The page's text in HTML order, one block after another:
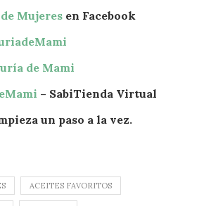
Mujeres en Facebook
de Mami
– SabiTienda Virtual
un paso a la vez.
ACEITES FAVORITOS